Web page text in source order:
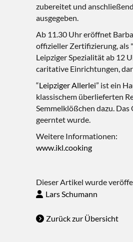
zubereitet und
ausgegeben.
Ab 11.30 Uhr eröffnet
offizieller Zertifizierung,
Leipziger Spezialität ab 12
caritative Einrichtungen,
“Leipziger Allerlei” ist ein
klassischem überlieferten
Semmelklößchen dazu.
geerntet wurde.
Weitere Informationen:
www.ikl.cooking
Dieser Artikel wurde
Lars Schumann
Zurück zur Übersicht